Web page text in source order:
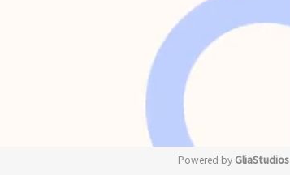
Powered by GliaStudios